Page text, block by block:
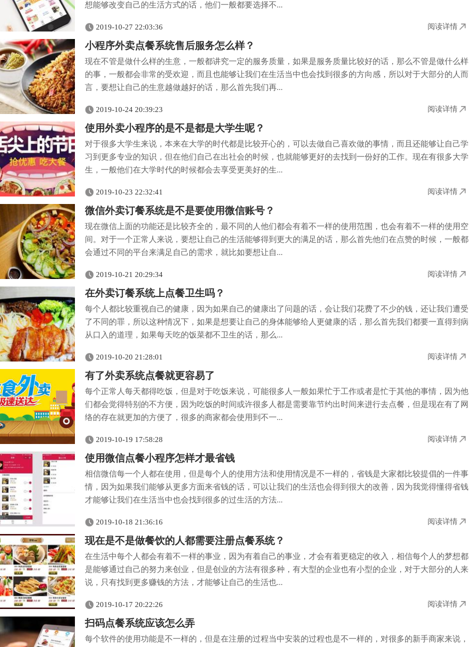
想能够改变自己的生活方式的话，他们一般都要选择不...
2019-10-27 22:03:36 阅读详情
小程序外卖点餐系统售后服务怎么样？
现在不管是做什么样的生意，一般都讲究一定的服务质量，如果是服务质量比较好的话，那么不管是做什么样
的事，一般都会非常的受欢迎，而且也能够让我们在生活当中也会找到很多的方向感，所以对于大部分的人而
言，要想让自己的生意越做越好的话，那么首先我们再...
2019-10-24 20:39:23 阅读详情
使用外卖小程序的是不是都是大学生呢？
对于很多大学生来说，本来在大学的时代都是比较开心的，可以去做自己喜欢做的事情，而且还能够让自己学
习到更多专业的知识，但在他们自己在出社会的时候，也就能够更好的去找到一份好的工作。现在有很多大学
生，一般他们在大学时代的时候都会去享受更美好的生...
2019-10-23 22:32:41 阅读详情
微信外卖订餐系统是不是要使用微信账号？
现在微信上面的功能还是比较齐全的，最不同的人他们都会有着不一样的使用范围，也会有着不一样的使用空
间。对于一个正常人来说，要想让自己的生活能够得到更大的满足的话，那么首先他们在点赞的时候，一般都
会通过不同的平台来满足自己的需求，就比如要想让自...
2019-10-21 20:29:34 阅读详情
在外卖订餐系统上点餐卫生吗？
每个人都比较重视自己的健康，因为如果自己的健康出了问题的话，会让我们花费了不少的钱，还让我们遭受
了不同的罪，所以这种情况下，如果是想要让自己的身体能够给人更健康的话，那么首先我们都要一直得到病
从口入的道理，如果每天吃的饭菜都不卫生的话，那么...
2019-10-20 21:28:01 阅读详情
有了外卖系统点餐就更容易了
每个正常人每天都得吃饭，但是对于吃饭来说，可能很多人一般如果忙于工作或者是忙于其他的事情，因为他
们都会觉得特别的不方便，因为吃饭的时间或许很多人都是需要靠节约出时间来进行去点餐，但是现在有了网
络的存在就更加的方便了，很多的商家都会使用到不一...
2019-10-19 17:58:28 阅读详情
使用微信点餐小程序怎样才最省钱
相信微信每一个人都在使用，但是每个人的使用方法和使用情况是不一样的，省钱是大家都比较提倡的一件事
情，因为如果我们能够从更多方面来省钱的话，可以让我们的生活也会得到很大的改善，因为我觉得懂得省钱
才能够让我们在生活当中也会找到很多的过生活的方法...
2019-10-18 21:36:16 阅读详情
现在是不是做餐饮的人都需要注册点餐系统？
在生活中每个人都会有着不一样的事业，因为有着自己的事业，才会有着更稳定的收入，相信每个人的梦想都
是能够通过自己的努力来创业，但是创业的方法有很多种，有大型的企业也有小型的企业，对于大部分的人来
说，只有找到更多赚钱的方法，才能够让自己的生活也...
2019-10-17 20:22:26 阅读详情
扫码点餐系统应该怎么弄
每个软件的使用功能是不一样的，但是在注册的过程当中安装的过程也是不一样的，对很多的新手商家来说，